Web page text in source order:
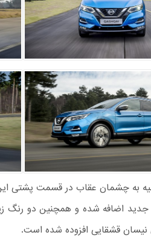
به چشمان عقاب در قسمت پشتی
جدید اضافه شده و همچنین دو رنگ
نیسان قشقایی افزوده شده است.